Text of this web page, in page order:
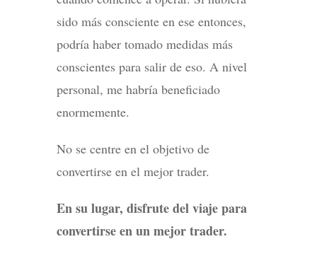
sido más consciente en ese entonces,
podría haber tomado medidas más
conscientes para salir de eso. A nivel
personal, me habría beneficiado
enormemente.
No se centre en el objetivo de
convertirse en el mejor trader.
En su lugar, disfrute del viaje para
convertirse en un mejor trader.